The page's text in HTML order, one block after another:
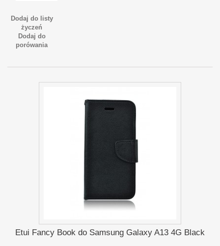
Dodaj do listy
życzeń
Dodaj do
porówania
Etui Fancy Book do Samsung Galaxy A13 4G Black